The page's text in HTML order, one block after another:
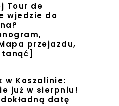
Tour de
wjedzie do
przejazdu,
w Koszalinie:
już w sierpniu!
datę